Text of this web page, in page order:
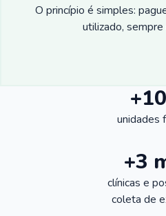
O princípio é simples:
utilizado, sempre
unidades
+3
clínicas e
coleta de